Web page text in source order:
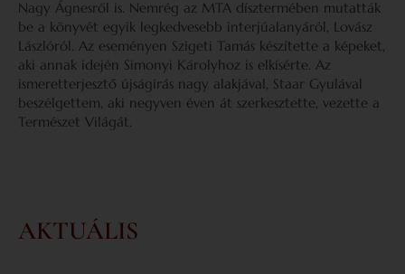
Nagy Ágnesről is. Nemrég az MTA dísztermében mutatták
be a könyvét egyik legkedvesebb interjúalanyáról, Lovász
Lászlóról. Az eseményen Szigeti Tamás készítette a képeket,
aki annak idején Simonyi Károlyhoz is elkísérte. Az
ismeretterjesztő újságírás nagy alakjával, Staar Gyulával
beszélgettem, aki negyven éven át szerkesztette, vezette a
Természet Világát.
AKTUÁLIS